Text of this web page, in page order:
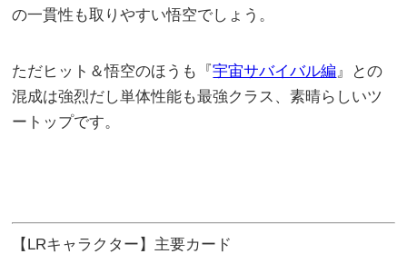
の一貫性も取りやすい悟空でしょう。
ただヒット＆悟空のほうも『宇宙サバイバル編』との
混成は強烈だし単体性能も最強クラス、素晴らしいツ
ートップです。
【LRキャラクター】主要カード